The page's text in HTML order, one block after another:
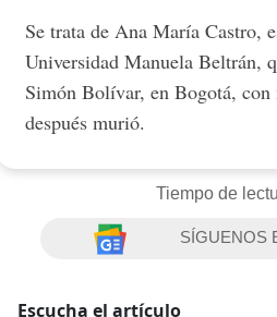
Se trata de Ana María Castro,
Universidad Manuela Beltrán,
Simón Bolívar, en Bogotá, con
después murió.
Tiempo de
SÍGUENOS
Escucha el artículo